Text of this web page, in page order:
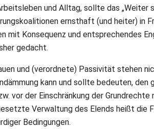
und Alltag, sollte das „Weiter
ernsthaft (und heiter) in
mit Konsequenz und entsprechendes
gedacht.
und (verordnete) Passivität stehen
kann und sollte bedeuten,
vor der Einschränkung der
Verwaltung des Elends heißt die
Bedingungen.